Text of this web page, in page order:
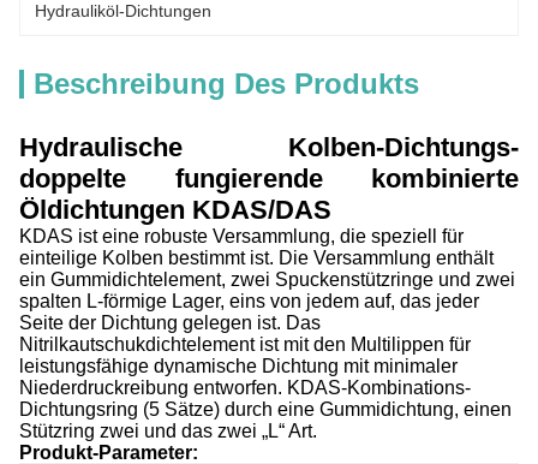
Hydrauliköl-Dichtungen
Beschreibung Des Produkts
Hydraulische Kolben-Dichtungs-
doppelte fungierende kombinierte
Öldichtungen KDAS/DAS
KDAS ist eine robuste Versammlung, die speziell für
einteilige Kolben bestimmt ist. Die Versammlung enthält
ein Gummidichtelement, zwei Spuckenstützringe und zwei
spalten L-förmige Lager, eins von jedem auf, das jeder
Seite der Dichtung gelegen ist. Das
Nitrilkautschukdichtelement ist mit den Multilippen für
leistungsfähige dynamische Dichtung mit minimaler
Niederdruckreibung entworfen. KDAS-Kombinations-
Dichtungsring (5 Sätze) durch eine Gummidichtung, einen
Stützring zwei und das zwei „L“ Art.
Produkt-Parameter: